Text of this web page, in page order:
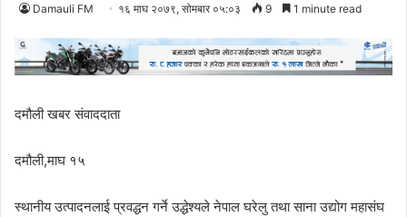
Damauli FM १६ माघ २०७९, सोमबार ०५:०३ 9 1 minute read
दमौली खबर संवाददाता
दमौली,माघ १५
स्थानीय उत्पादनलाई प्रवद्धन गर्ने उद्धेश्यले नेपाल घरेलु तथा साना उद्योग महासंघ